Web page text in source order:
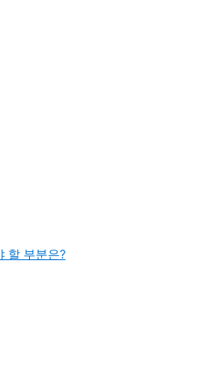
할 부분은?